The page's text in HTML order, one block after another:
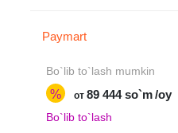
Paymart
Bo`lib to`lash mumkin
% от 89 444 so`m /oy
Bo`lib to`lash